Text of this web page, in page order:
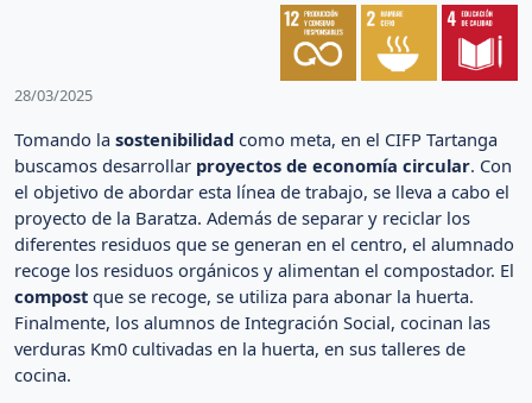
28/03/2025
Tomando la sostenibilidad como meta, en el CIFP Tartanga
buscamos desarrollar proyectos de economía circular. Con
el objetivo de abordar esta línea de trabajo, se lleva a cabo el
proyecto de la Baratza. Además de separar y reciclar los
diferentes residuos que se generan en el centro, el alumnado
recoge los residuos orgánicos y alimentan el compostador. El
compost que se recoge, se utiliza para abonar la huerta.
Finalmente, los alumnos de Integración Social, cocinan las
verduras Km0 cultivadas en la huerta, en sus talleres de
cocina.